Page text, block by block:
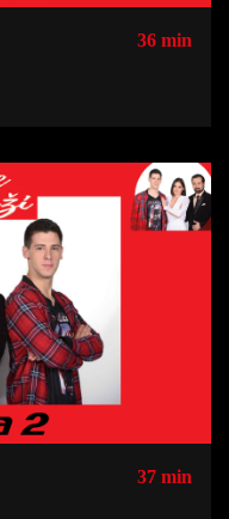
36 min
37 min